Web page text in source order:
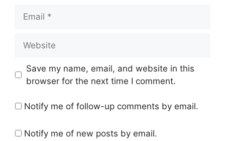
Save my name, email, and website in this
browser for the next time I comment.
Notify me of follow-up comments by email.
Notify me of new posts by email.